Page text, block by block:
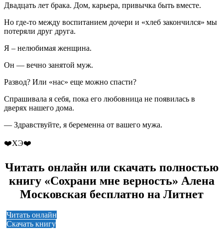
Двадцать лет брака. Дом, карьера, привычка быть вместе.
Но где-то между воспитанием дочери и «хлеб закончился» мы
потеряли друг друга.
Я – нелюбимая женщина.
Он — вечно занятой муж.
Развод? Или «нас» еще можно спасти?
Спрашивала я себя, пока его любовница не появилась в
дверях нашего дома.
— Здравствуйте, я беременна от вашего мужа.
‍❤️‍ХЭ‍❤️‍
Читать онлайн или скачать полностью
книгу «Сохрани мне верность» Алена
Московская бесплатно на Литнет
Читать онлайн
Скачать книгу